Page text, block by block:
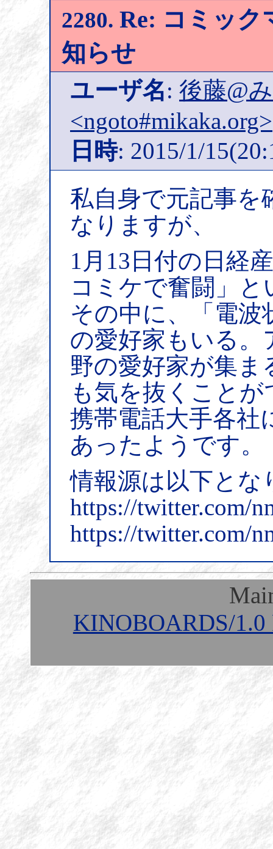
2280. Re: コミッ
知らせ
ユーザ名: 後藤@
<ngoto#mikaka.org>
日時: 2015/1/
私自身で元記事を
なりますが、
1月13日付の日経
コミケで奮闘」
その中に、「電波
の愛好家もいる
野の愛好家が集
も気を抜くこと
携帯電話大手各社
あったようです。
情報源は以下とな
https://twitter.com/
https://twitter.com/
KINOBOARDS/1.0